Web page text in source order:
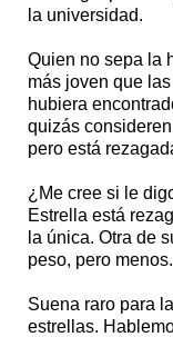
la universidad.
Quien no sepa la
más joven que
hubiera
quizás
pero está
¿Me cree si le
Estrella está
la única. Otra de
peso, pero menos.
Suena raro para
estrellas.